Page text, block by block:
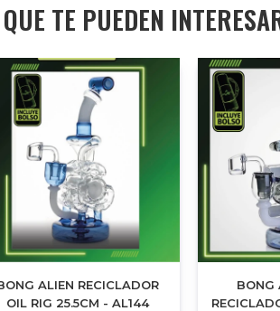
TE PUEDEN
ALIEN RECICLADOR
OIL RIG 25.5CM - AL144
BONG